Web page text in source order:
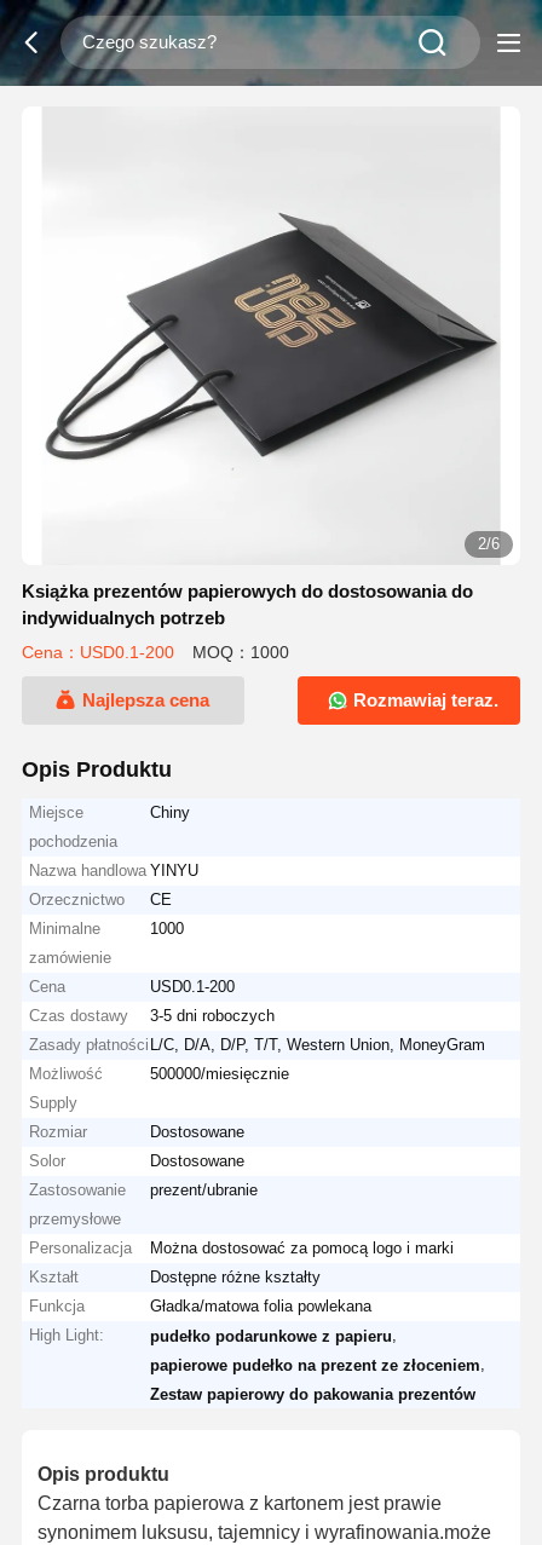
2/6
Książka prezentów papierowych do dostosowania do
indywidualnych potrzeb
Cena：USD0.1-200 MOQ：1000
Najlepsza cena Rozmawiaj teraz.
Opis Produktu
Miejsce
pochodzenia
Chiny
Nazwa handlowa YINYU
Orzecznictwo
CE
Minimalne
zamówienie
1000
Cena
USD0.1-200
Czas dostawy
3-5 dni roboczych
Zasady płatności L/C, D/A, D/P, T/T, Western Union, MoneyGram
Możliwość
Supply
500000/miesięcznie
Rozmiar
Dostosowane
Solor
Dostosowane
Zastosowanie
przemysłowe
prezent/ubranie
Personalizacja
Można dostosować za pomocą logo i marki
Kształt
Dostępne różne kształty
Funkcja
Gładka/matowa folia powlekana
High Light:
pudełko podarunkowe z papieru
papierowe pudełko na prezent ze złoceniem
Zestaw papierowy do pakowania prezentów
Opis produktu
Czarna torba papierowa z kartonem jest prawie
synonimem luksusu, tajemnicy i wyrafinowania.może